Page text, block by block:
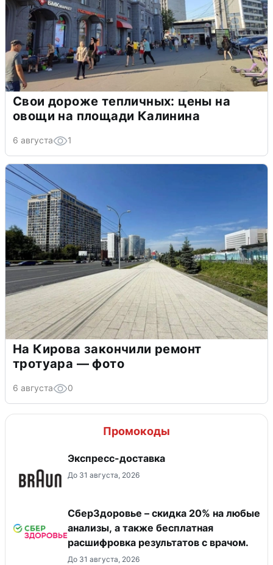
Свои дороже тепличных: цены на
овощи на площади Калинина
6 августа 1
На Кирова закончили ремонт
тротуара — фото
6 августа 0
Промокоды
Экспресс-доставка
До 31 августа, 2026
СберЗдоровье – скидка 20% на любые
анализы, а также бесплатная
расшифровка результатов с врачом.
До 31 августа, 2026